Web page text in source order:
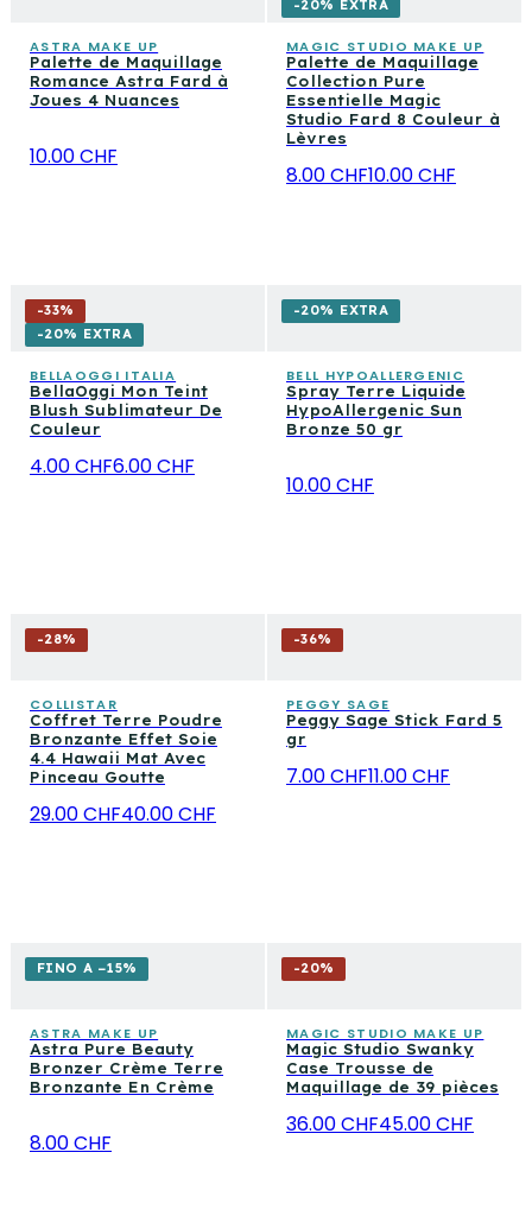
ASTRA MAKE UP
Palette de Maquillage
Romance Astra Fard à
Joues 4 Nuances
10.00 CHF
-20% EXTRA
MAGIC STUDIO MAKE UP
Palette de Maquillage
Collection Pure
Essentielle Magic
Studio Fard 8 Couleur à
Lèvres
8.00 CHF10.00 CHF
-33%
-20% EXTRA
BELLAOGGI ITALIA
BellaOggi Mon Teint
Blush Sublimateur De
Couleur
4.00 CHF6.00 CHF
-20% EXTRA
BELL HYPOALLERGENIC
Spray Terre Liquide
HypoAllergenic Sun
Bronze 50 gr
10.00 CHF
-28%
COLLISTAR
Coffret Terre Poudre
Bronzante Effet Soie
4.4 Hawaii Mat Avec
Pinceau Goutte
29.00 CHF40.00 CHF
-36%
PEGGY SAGE
Peggy Sage Stick Fard 5
gr
7.00 CHF11.00 CHF
FINO A −15%
ASTRA MAKE UP
Astra Pure Beauty
Bronzer Crème Terre
Bronzante En Crème
8.00 CHF
-20%
MAGIC STUDIO MAKE UP
Magic Studio Swanky
Case Trousse de
Maquillage de 39 pièces
36.00 CHF45.00 CHF